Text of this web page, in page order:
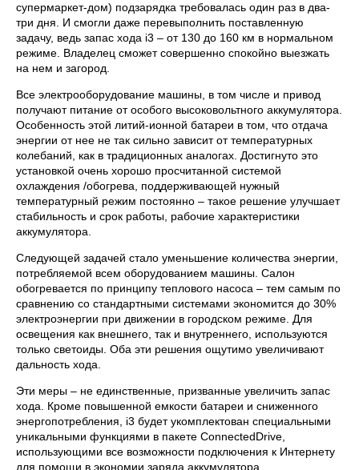
супермаркет-дом) подзарядка требовалась один раз в два-
три дня. И смогли даже перевыполнить поставленную
задачу, ведь запас хода i3 – от 130 до 160 км в нормальном
режиме. Владелец сможет совершенно спокойно выезжать
на нем и загород.
Все электрооборудование машины, в том числе и привод
получают питание от особого высоковольтного аккумулятора.
Особенность этой литий-ионной батареи в том, что отдача
энергии от нее не так сильно зависит от температурных
колебаний, как в традиционных аналогах. Достигнуто это
установкой очень хорошо просчитанной системой
охлаждения /обогрева, поддерживающей нужный
температурный режим постоянно – такое решение улучшает
стабильность и срок работы, рабочие характеристики
аккумулятора.
Следующей задачей стало уменьшение количества энергии,
потребляемой всем оборудованием машины. Салон
обогревается по принципу теплового насоса – тем самым по
сравнению со стандартными системами экономится до 30%
электроэнергии при движении в городском режиме. Для
освещения как внешнего, так и внутреннего, используются
только светоиды. Оба эти решения ощутимо увеличивают
дальность хода.
Эти меры – не единственные, призванные увеличить запас
хода. Кроме повышенной емкости батареи и сниженного
энергопотребления, i3 будет укомплектован специальными
уникальными функциями в пакете ConnectedDrive,
использующими все возможности подключения к Интернету
для помощи в экономии заряда аккумулятора.